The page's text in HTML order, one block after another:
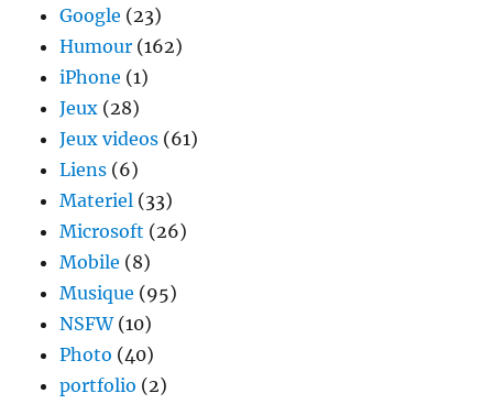
Google (23)
Humour (162)
iPhone (1)
Jeux (28)
Jeux videos (61)
Liens (6)
Materiel (33)
Microsoft (26)
Mobile (8)
Musique (95)
NSFW(10)
Photo (40)
portfolio (2)